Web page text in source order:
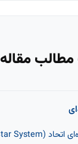
مقاله